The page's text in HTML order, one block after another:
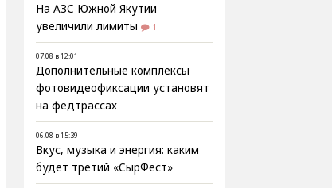
На АЗС Южной Якутии
увеличили лимиты
1
07.08 в 12:01
Дополнительные комплексы
фотовидеофиксации установят
на федтрассах
06.08 в 15:39
Вкус, музыка и энергия: каким
будет третий «СырФест»